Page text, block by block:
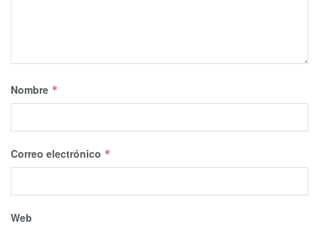
Nombre *
Correo electrónico *
Web